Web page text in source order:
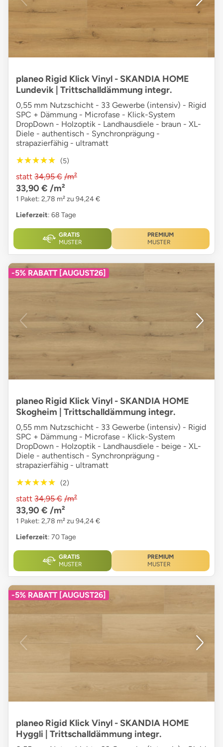
planeo Rigid Klick Vinyl - SKANDIA HOME
Lundevik | Trittschalldämmung integr.
0,55 mm Nutzschicht - 33 Gewerbe (intensiv) - Rigid
SPC + Dämmung - Microfase - Klick-System
DropDown - Holzoptik - Landhausdiele - braun - XL-
Diele - authentisch - Synchronprägung -
strapazierfähig - ultramatt
★★★★★
★★★★★ (5)
statt 34,95 € /m²
33,90 € /m²
1 Paket: 2,78 m² zu 94,24 €
Lieferzeit: 68 Tage
GRATIS
MUSTER
PREMIUM
MUSTER
-5% RABATT [AUGUST26]
planeo Rigid Klick Vinyl - SKANDIA HOME
Skogheim | Trittschalldämmung integr.
0,55 mm Nutzschicht - 33 Gewerbe (intensiv) - Rigid
SPC + Dämmung - Microfase - Klick-System
DropDown - Holzoptik - Landhausdiele - beige - XL-
Diele - authentisch - Synchronprägung -
strapazierfähig - ultramatt
★★★★★
★★★★★ (2)
statt 34,95 € /m²
33,90 € /m²
1 Paket: 2,78 m² zu 94,24 €
Lieferzeit: 70 Tage
GRATIS
MUSTER
PREMIUM
MUSTER
-5% RABATT [AUGUST26]
planeo Rigid Klick Vinyl - SKANDIA HOME
Hyggli | Trittschalldämmung integr.